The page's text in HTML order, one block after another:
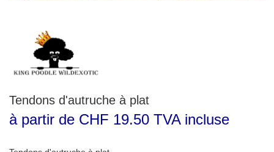
Tendons d'autruche à plat
à partir de CHF 19.50 TVA incluse